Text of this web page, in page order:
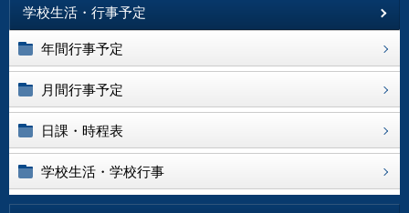
学校生活・行事予定
年間行事予定
月間行事予定
日課・時程表
学校生活・学校行事